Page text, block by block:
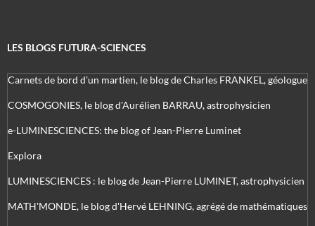
LES BLOGS FUTURA-SCIENCES
Carnets de bord d’un martien, le blog de Charles FRANKEL, géologue
COSMOGONIES, le blog d'Aurélien BARRAU, astrophysicien
e-LUMINESCIENCES: the blog of Jean-Pierre Luminet
Explora
LUMINESCIENCES : le blog de Jean-Pierre LUMINET, astrophysicien
MATH'MONDE, le blog d'Hervé LEHNING, agrégé de mathématiques